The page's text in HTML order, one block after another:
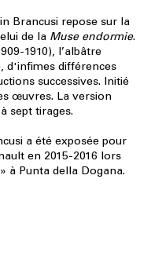
Brancusi repose sur la
de la Muse endormie.
1910), l’albâtre
d'infimes différences
successives. Initié
œuvres. La version
sept tirages.
a été exposée pour
en 2015-2016 lors
à Punta della Dogana.